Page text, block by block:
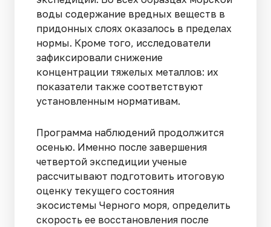
воды содержание вредных веществ в
придонных слоях оказалось в пределах
нормы. Кроме того, исследователи
зафиксировали снижение
концентрации тяжелых металлов: их
показатели также соответствуют
установленным нормативам.
Программа наблюдений продолжится
осенью. Именно после завершения
четвертой экспедиции ученые
рассчитывают подготовить итоговую
оценку текущего состояния
экосистемы Черного моря, определить
скорость ее восстановления после